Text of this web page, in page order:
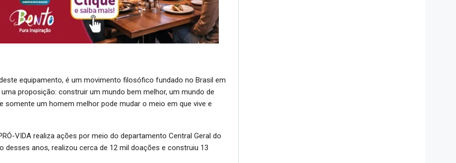
equipamento, é um movimento filosófico fundado no Brasil em
proposição: construir um mundo bem melhor, um mundo de
somente um homem melhor pode mudar o meio em que vive e
VIDA realiza ações por meio do departamento Central Geral do
desses anos, realizou cerca de 12 mil doações e construiu 13